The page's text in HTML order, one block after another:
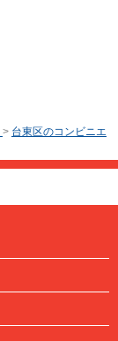
> 台東区のコンビニエ